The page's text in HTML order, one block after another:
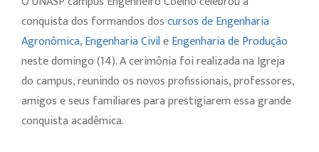
conquista dos formandos doscursos de Engenharia
Agronômica,Engenharia CivileEngenharia de Produção
neste domingo (14). A cerimônia foi realizada na Igreja
do campus, reunindo os novos profissionais, professores,
amigos e seus familiares para prestigiarem essa grande
conquista acadêmica.